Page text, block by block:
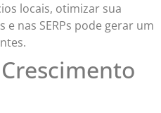
locais, otimizar sua
nas SERPs pode gerar um